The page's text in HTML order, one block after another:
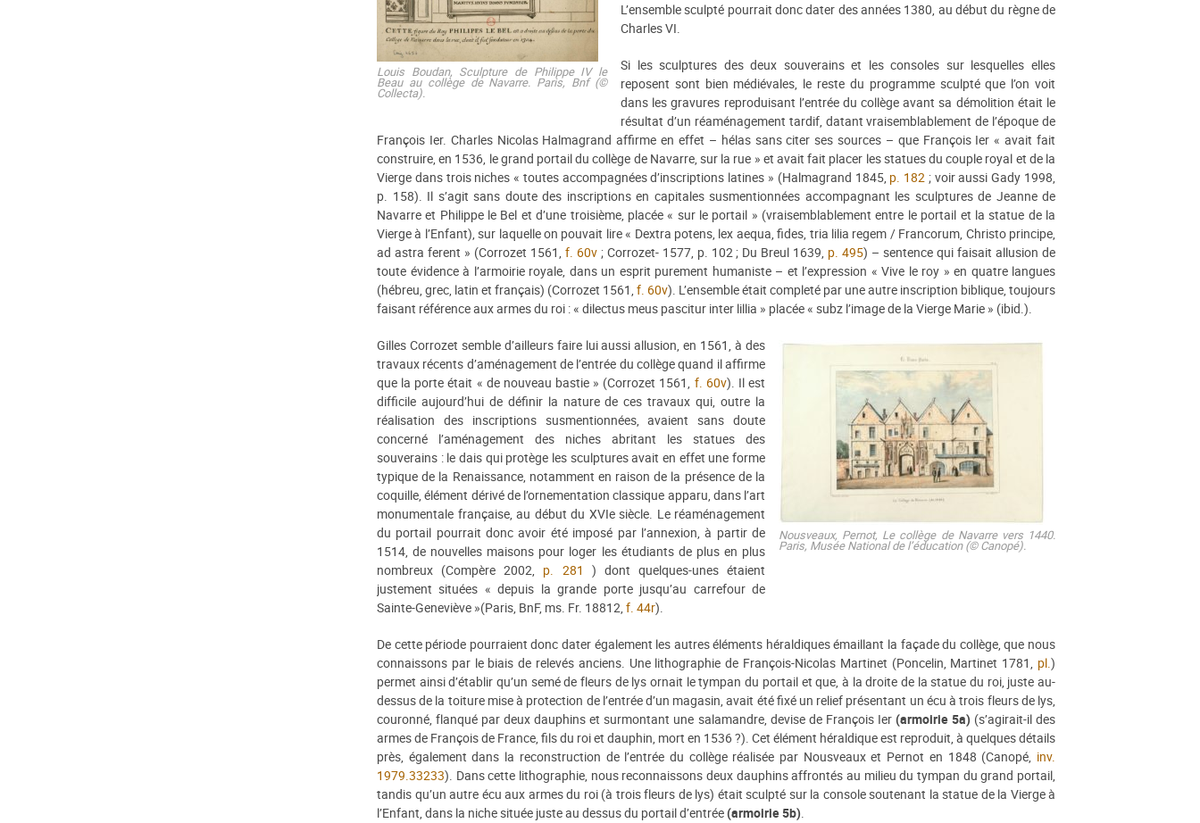
Louis Boudan, Sculpture de Philippe IV le
Beau au collège de Navarre. Paris, Bnf (©
Collecta).
L’ensemble sculpté pourrait donc dater des années 1380, au début du règne de
Charles VI.
Si les sculptures des deux souverains et les consoles sur lesquelles elles
reposent sont bien médiévales, le reste du programme sculpté que l’on voit
dans les gravures reproduisant l’entrée du collège avant sa démolition était le
résultat d’un réaménagement tardif, datant vraisemblablement de l’époque de
François Ier. Charles Nicolas Halmagrand affirme en effet – hélas sans citer ses sources – que François Ier « avait fait
construire, en 1536, le grand portail du collège de Navarre, sur la rue » et avait fait placer les statues du couple royal et de la
Vierge dans trois niches « toutes accompagnées d’inscriptions latines » (Halmagrand 1845, p. 182 ; voir aussi Gady 1998,
p. 158). Il s’agit sans doute des inscriptions en capitales susmentionnées accompagnant les sculptures de Jeanne de
Navarre et Philippe le Bel et d’une troisième, placée « sur le portail » (vraisemblablement entre le portail et la statue de la
Vierge à l’Enfant), sur laquelle on pouvait lire « Dextra potens, lex aequa, fides, tria lilia regem / Francorum, Christo principe,
ad astra ferent » (Corrozet 1561, f. 60v ; Corrozet- 1577, p. 102 ; Du Breul 1639, p. 495) – sentence qui faisait allusion de
toute évidence à l’armoirie royale, dans un esprit purement humaniste – et l’expression « Vive le roy » en quatre langues
(hébreu, grec, latin et français) (Corrozet 1561, f. 60v). L’ensemble était completé par une autre inscription biblique, toujours
faisant référence aux armes du roi : « dilectus meus pascitur inter lillia » placée « subz l’image de la Vierge Marie » (ibid.).
Nousveaux, Pernot, Le collège de Navarre vers 1440.
Paris, Musée National de l’éducation (© Canopé).
Gilles Corrozet semble d’ailleurs faire lui aussi allusion, en 1561, à des
travaux récents d’aménagement de l’entrée du collège quand il affirme
que la porte était « de nouveau bastie » (Corrozet 1561, f. 60v). Il est
difficile aujourd’hui de définir la nature de ces travaux qui, outre la
réalisation des inscriptions susmentionnées, avaient sans doute
concerné l’aménagement des niches abritant les statues des
souverains : le dais qui protège les sculptures avait en effet une forme
typique de la Renaissance, notamment en raison de la présence de la
coquille, élément dérivé de l’ornementation classique apparu, dans l’art
monumentale française, au début du XVIe siècle. Le réaménagement
du portail pourrait donc avoir été imposé par l’annexion, à partir de
1514, de nouvelles maisons pour loger les étudiants de plus en plus
nombreux (Compère 2002, p. 281
) dont quelques-unes étaient
justement situées « depuis la grande porte jusqu’au carrefour de
Sainte-Geneviève »(Paris, BnF, ms. Fr. 18812, f. 44r).
De cette période pourraient donc dater également les autres éléments héraldiques émaillant la façade du collège, que nous
connaissons par le biais de relevés anciens. Une lithographie de François-Nicolas Martinet (Poncelin, Martinet 1781, pl.)
permet ainsi d’établir qu’un semé de fleurs de lys ornait le tympan du portail et que, à la droite de la statue du roi, juste au-
dessus de la toiture mise à protection de l’entrée d’un magasin, avait été fixé un relief présentant un écu à trois fleurs de lys,
couronné, flanqué par deux dauphins et surmontant une salamandre, devise de François Ier (armoirie 5a) (s’agirait-il des
armes de François de France, fils du roi et dauphin, mort en 1536 ?). Cet élément héraldique est reproduit, à quelques détails
près, également dans la reconstruction de l’entrée du collège réalisée par Nousveaux et Pernot en 1848 (Canopé, inv.
1979.33233). Dans cette lithographie, nous reconnaissons deux dauphins affrontés au milieu du tympan du grand portail,
tandis qu’un autre écu aux armes du roi (à trois fleurs de lys) était sculpté sur la console soutenant la statue de la Vierge à
l’Enfant, dans la niche située juste au dessus du portail d’entrée (armoirie 5b).